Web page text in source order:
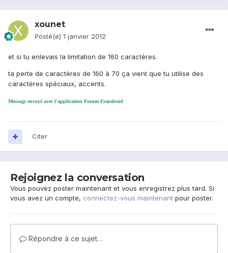
xounet
Posté(e) 1 janvier 2012
et si tu enlevais la limitation de 160 caractères.
ta perte de caractères de 160 à 70 ça vient que tu utilise des
caractères spéciaux, accents.
Message envoyé avec l'application Forum Frandroid
Citer
Rejoignez la conversation
Vous pouvez poster maintenant et vous enregistrez plus tard. Si
vous avez un compte, connectez-vous maintenant pour poster.
Répondre à ce sujet…